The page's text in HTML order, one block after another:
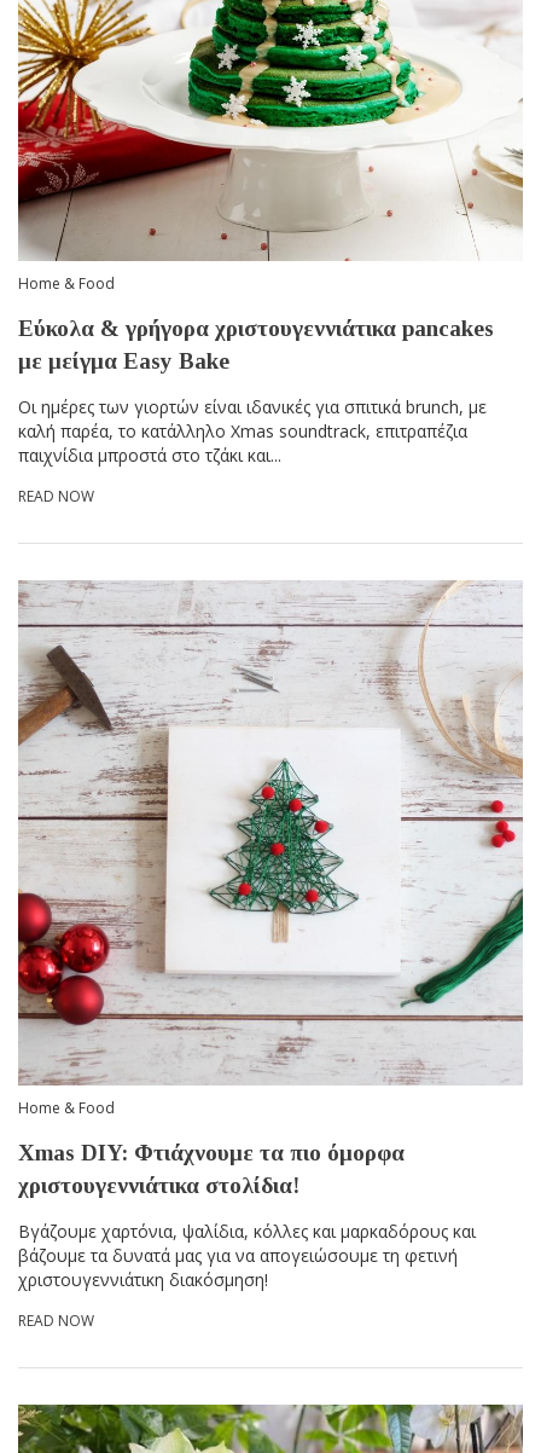
Home & Food
Εύκολα & γρήγορα χριστουγεννιάτικα pancakes
με μείγμα Easy Bake
Οι ημέρες των γιορτών είναι ιδανικές για σπιτικά brunch, με
καλή παρέα, το κατάλληλο Xmas soundtrack, επιτραπέζια
παιχνίδια μπροστά στο τζάκι και...
READ NOW
Home & Food
Xmas DIY: Φτιάχνουμε τα πιο όμορφα
χριστουγεννιάτικα στολίδια!
Βγάζουμε χαρτόνια, ψαλίδια, κόλλες και μαρκαδόρους και
βάζουμε τα δυνατά μας για να απογειώσουμε τη φετινή
χριστουγεννιάτικη διακόσμηση!
READ NOW